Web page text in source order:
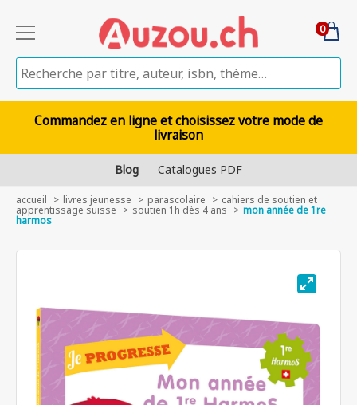
0
Commandez en ligne et choisissez votre mode de
livraison
Blog Catalogues PDF
accueil livres jeunesse parascolaire cahiers de soutien et
apprentissage suisse soutien 1h dès 4 ans mon année de 1re
harmos